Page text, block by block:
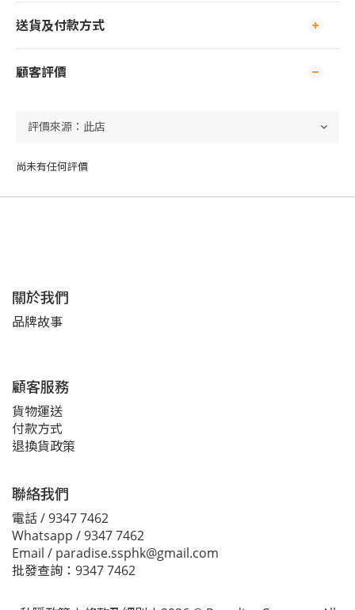
送貨及付款方式
顧客評價
尚未有任何評價
關於我們
品牌故事
顧客服務
貨物運送
付款方式
退換貨政策
聯絡我們
電話 / 9347 7462
Whatsapp / 9347 7462
Email / paradise.ssphk@gmail.com
批發查詢：9347 7462